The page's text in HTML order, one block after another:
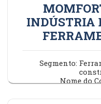
INDÚSTRIA
Segmento:
Nome do
Marabá e